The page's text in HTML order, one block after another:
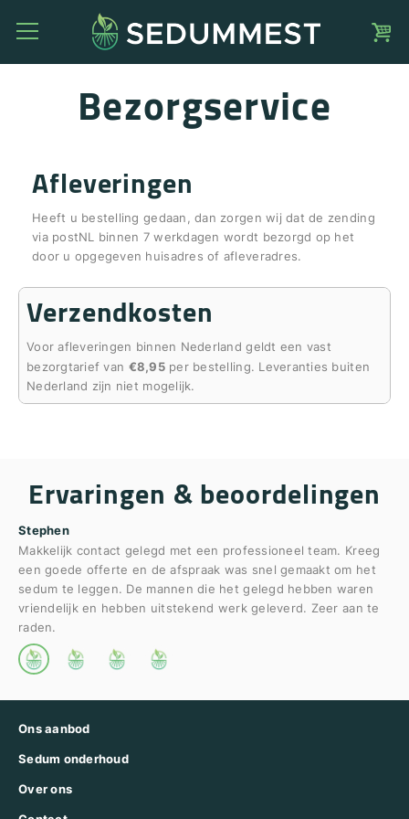
Bezorgservice
Afleveringen
Heeft u bestelling gedaan, dan zorgen wij dat de zending
via postNL binnen 7 werkdagen wordt bezorgd op het
door u opgegeven huisadres of afleveradres.
Verzendkosten
Voor afleveringen binnen Nederland geldt een vast
bezorgtarief van €8,95per bestelling. Leveranties buiten
Nederland zijn niet mogelijk.
Ervaringen & beoordelingen
Stephen
Makkelijk contact gelegd met een professioneel team. Kreeg
een goede offerte en de afspraak was snel gemaakt om het
sedum te leggen. De mannen die het gelegd hebben waren
vriendelijk en hebben uitstekend werk geleverd. Zeer aan te
raden.
Ons aanbod
Sedum onderhoud
Over ons